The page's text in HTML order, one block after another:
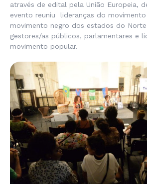
através de edital pela União Europeia,
evento reuniu lideranças do
movimento negro dos estados do
gestores/as públicos, parlamentares e
movimento popular.